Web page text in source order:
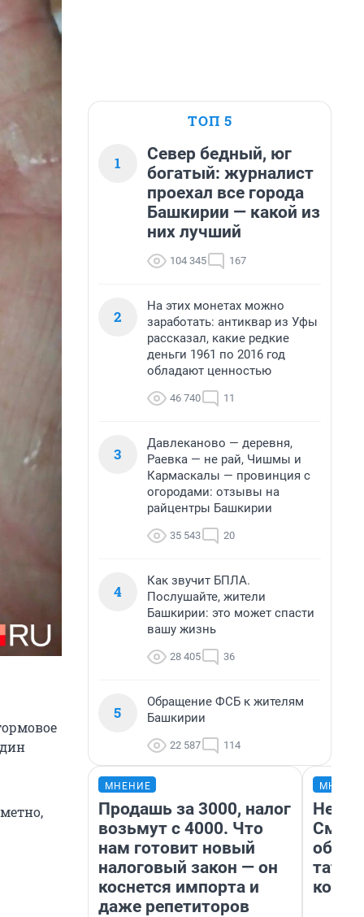
ТОП 5
1
Север бедный, юг
богатый: журналист
проехал все города
Башкирии — какой из
них лучший
104 345 167
2
На этих монетах можно
заработать: антиквар из Уфы
рассказал, какие редкие
деньги 1961 по 2016 год
обладают ценностью
46 740 11
3
Давлеканово — деревня,
Раевка — не рай, Чишмы и
Кармаскалы — провинция с
огородами: отзывы на
райцентры Башкирии
35 543 20
4
Как звучит БПЛА.
Послушайте, жители
Башкирии: это может спасти
вашу жизнь
28 405 36
5
Обращение ФСБ к жителям
Башкирии
22 587 114
МНЕНИЕ
Продашь за 3000, налог
возьмут с 4000. Что
нам готовит новый
налоговый закон — он
коснется импорта и
даже репетиторов